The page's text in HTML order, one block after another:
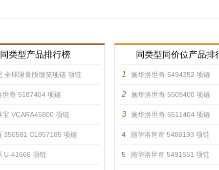
同类型产品排行榜
全球限量版微笑项链 项链
世奇 5187404 项链
宝 VCARA45800 项链
350581 CL857185 项链
U-41666 项链
同类型同价位产品排
1 施华洛世奇 5494352 项链
2 施华洛世奇 5509400 项链
3 施华洛世奇 5511404 项链
4 施华洛世奇 5488193 项链
5 施华洛世奇 5491551 项链